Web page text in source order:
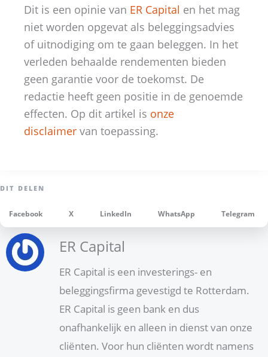
Dit is een opinie van ER Capital en het mag
niet worden opgevat als beleggingsadvies
of uitnodiging om te gaan beleggen. In het
verleden behaalde rendementen bieden
geen garantie voor de toekomst. De
redactie heeft geen positie in de genoemde
effecten. Op dit artikel is onze
disclaimer van toepassing.
Facebook X LinkedIn WhatsApp Telegram
ER Capital
ER Capital is een investerings- en
beleggingsfirma gevestigd te Rotterdam.
ER Capital is geen bank en dus
onafhankelijk en alleen in dienst van onze
cliënten. Voor hun cliënten wordt namens